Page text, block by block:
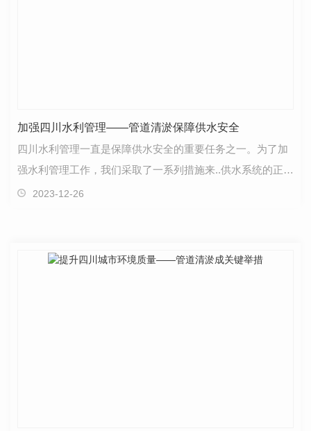
加强四川水利管理——管道清淤保障供水安全
四川水利管理一直是保障供水安全的重要任务之一。为了加
强水利管理工作，我们采取了一系列措施来..供水系统的正常
运行和..运营。首先，我们注重管道清淤工作。管道…
2023-12-26